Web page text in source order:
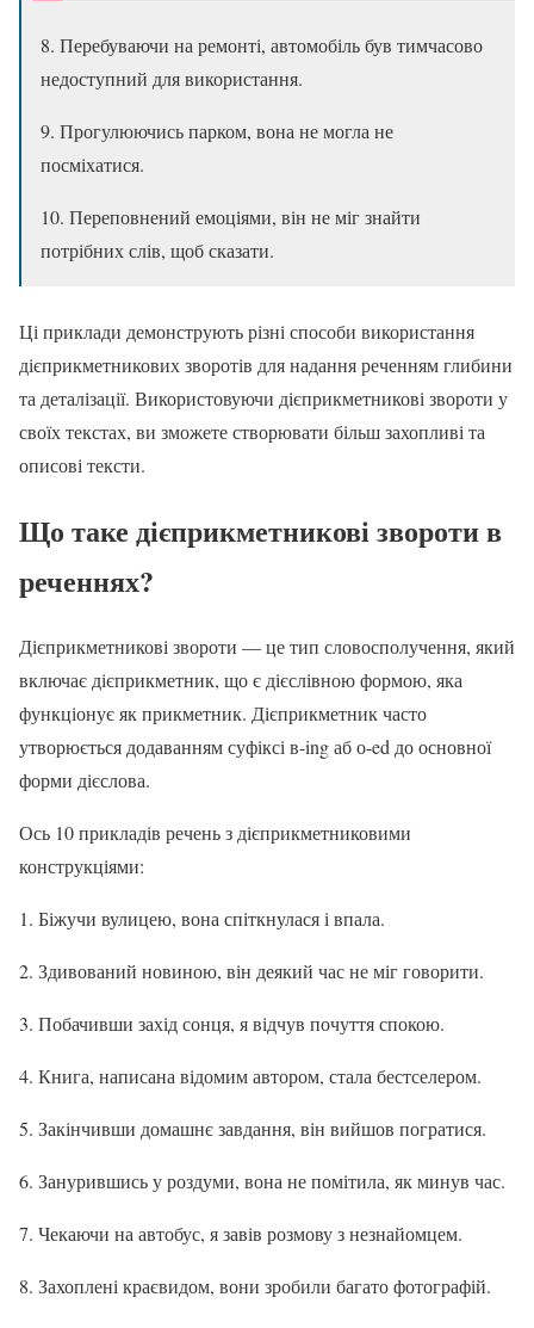
8. Перебуваючи на ремонті, автомобіль був тимчасово
недоступний для використання.
9. Прогулюючись парком, вона не могла не
посміхатися.
10. Переповнений емоціями, він не міг знайти
потрібних слів, щоб сказати.
Ці приклади демонструють різні способи використання
дієприкметникових зворотів для надання реченням глибини
та деталізації. Використовуючи дієприкметникові звороти у
своїх текстах, ви зможете створювати більш захопливі та
описові тексти.
Що таке дієприкметникові звороти в
реченнях?
Дієприкметникові звороти — це тип словосполучення, який
включає дієприкметник, що є дієслівною формою, яка
функціонує як прикметник. Дієприкметник часто
утворюється додаванням суфіксі в-ing аб о-ed до основної
форми дієслова.
Ось 10 прикладів речень з дієприкметниковими
конструкціями:
1. Біжучи вулицею, вона спіткнулася і впала.
2. Здивований новиною, він деякий час не міг говорити.
3. Побачивши захід сонця, я відчув почуття спокою.
4. Книга, написана відомим автором, стала бестселером.
5. Закінчивши домашнє завдання, він вийшов погратися.
6. Занурившись у роздуми, вона не помітила, як минув час.
7. Чекаючи на автобус, я завів розмову з незнайомцем.
8. Захоплені краєвидом, вони зробили багато фотографій.